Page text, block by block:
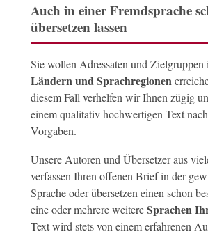
Auch in einer Fremdsprache
übersetzen lassen
Sie wollen Adressaten und Zielgruppen
Ländern und Sprachregionen
diesem Fall verhelfen wir Ihnen zügig
einem qualitativ hochwertigen Text
Vorgaben.
Unsere Autoren und Übersetzer aus
verfassen Ihren offenen Brief in der
Sprache oder übersetzen einen schon
eine oder mehrere weitereSprachen
Text wird stets von einem erfahrenen